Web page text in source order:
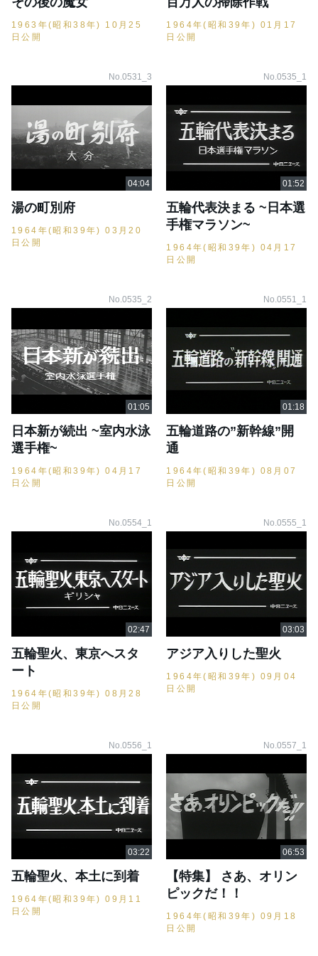
1963年(昭和38年) 10月25
日公開
1964年(昭和39年) 01月17
日公開
No.0531_3
湯の町別府
1964年(昭和39年) 03月20
日公開
No.0535_1
五輪代表決まる ~日本選
手権マラソン~
1964年(昭和39年) 04月17
日公開
No.0535_2
日本新が続出 ~室内水泳
選手権~
1964年(昭和39年) 04月17
日公開
No.0551_1
五輪道路の”新幹線”開
通
1964年(昭和39年) 08月07
日公開
No.0554_1
五輪聖火、東京へスタ
ート
1964年(昭和39年) 08月28
日公開
No.0555_1
アジア入りした聖火
1964年(昭和39年) 09月04
日公開
No.0556_1
五輪聖火、本土に到着
1964年(昭和39年) 09月11
日公開
No.0557_1
【特集】 さあ、オリン
ピックだ！！
1964年(昭和39年) 09月18
日公開